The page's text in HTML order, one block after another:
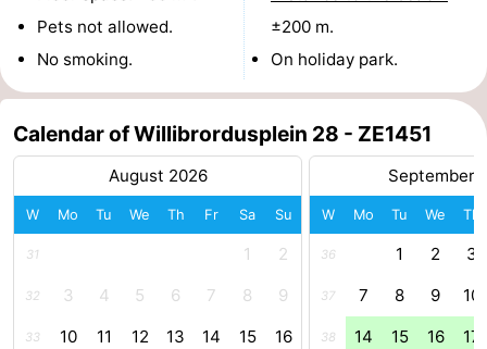
Indoor
playgrounds
-
Bowling
centres
Wellness
centers
Villages
Cities
Guided
Pets not allowed.
No smoking.
±200 m.
On holiday park.
Calendar of Willibrordusplein 28 - ZE1451
August 2026
W Mo Tu We Th Fr Sa Su
31 1 2
32 3 4 5 6 7 8 9
33 10 11 12 13 14 15 16
September
W Mo Tu We Th
36 1 2 3
37 7 8 9 10
38 14 15 16 17